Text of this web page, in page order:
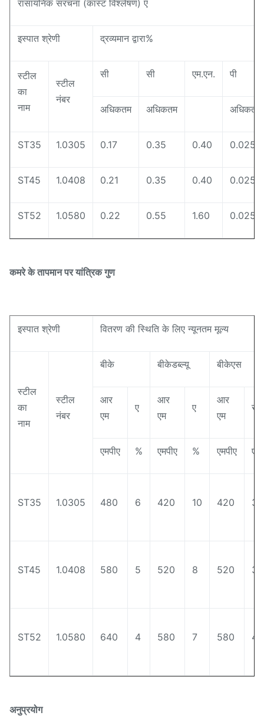
रासायनिक संरचना (कास्ट विश्लेषण) ए
इस्पात श्रेणी द्रव्यमान द्वारा%
स्टील
का
नाम
स्टील
नंबर
सी सी एम.एन. पी
अधिकतम अधिकतम अधिकतम
ST35 1.0305 0.17 0.35 0.40 0.025
ST45 1.0408 0.21 0.35 0.40 0.025
ST52 1.0580 0.22 0.55 1.60 0.025
कमरे के तापमान पर यांत्रिक गुण
इस्पात श्रेणी वितरण की स्थिति के लिए न्यूनतम मूल्य
स्टील
का
नाम
स्टील
नंबर
बीके बीकेडब्ल्यू बीकेएस
आर
एम
ए
आर
एम
ए
आर
एम
रह
एमपीए % एमपीए % एमपीए
ST35 1.0305 480 6 420 10 420
ST45 1.0408 580 5 520 8 520
ST52 1.0580 640 4 580 7 580
अनुप्रयोग